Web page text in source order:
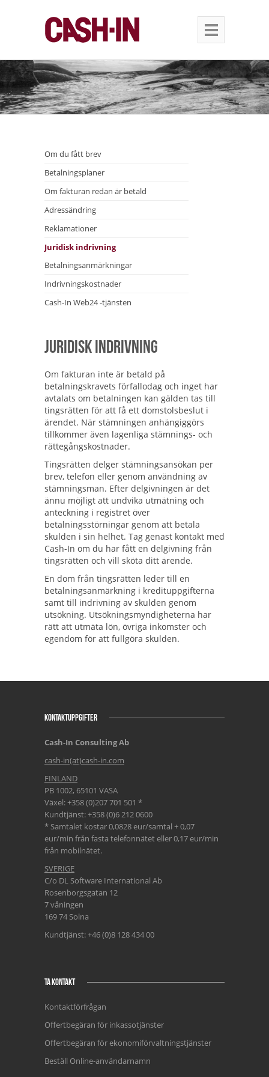
Om du fått brev
Betalningsplaner
Om fakturan redan är betald
Adressändring
Reklamationer
Juridisk indrivning
Betalningsanmärkningar
Indrivningskostnader
Cash-In Web24 -tjänsten
Juridisk indrivning
Om fakturan inte är betald på
betalningskravets förfallodag och inget har
avtalats om betalningen kan gälden tas till
tingsrätten för att få ett domstolsbeslut i
ärendet. När stämningen anhängiggörs
tillkommer även lagenliga stämnings- och
rättegångskostnader.
Tingsrätten delger stämningsansökan per
brev, telefon eller genom användning av
stämningsman. Efter delgivningen är det
ännu möjligt att undvika utmätning och
anteckning i registret över
betalningsstörningar genom att betala
skulden i sin helhet. Tag genast kontakt med
Cash-In om du har fått en delgivning från
tingsrätten och vill sköta ditt ärende.
En dom från tingsrätten leder till en
betalningsanmärkning i kredituppgifterna
samt till indrivning av skulden genom
utsökning. Utsökningsmyndigheterna har
rätt att utmäta lön, övriga inkomster och
egendom för att fullgöra skulden.
KONTAKTUPPGIFTER
Cash-In Consulting Ab
cash-in(at)cash-in.com
FINLAND
PB 1002, 65101 VASA
Växel: +358 (0)207 701 501 *
Kundtjänst: +358 (0)6 212 0600
* Samtalet kostar 0,0828 eur/samtal + 0,07
eur/min från fasta telefonnätet eller 0,17 eur/min
från mobilnätet.
SVERIGE
C/o DL Software International Ab
Rosenborgsgatan 12
7 våningen
169 74 Solna
Kundtjänst: +46 (0)8 128 434 00
TA KONTAKT
Kontaktförfrågan
Offertbegäran för inkassotjänster
Offertbegäran för ekonomiförvaltningstjänster
Beställ Online-användarnamn